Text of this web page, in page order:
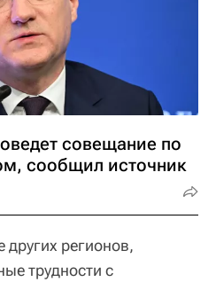
совещание по
сообщил источник
других регионов,
трудности с